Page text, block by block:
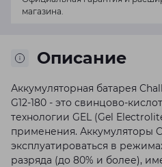
Описание
Аккумуляторная батарея
G12-180 - это свинцово-
технологии GEL (Gel
применения. Аккумуляторы
эксплуатироваться в
разряда (до 80% и более),
магазина.